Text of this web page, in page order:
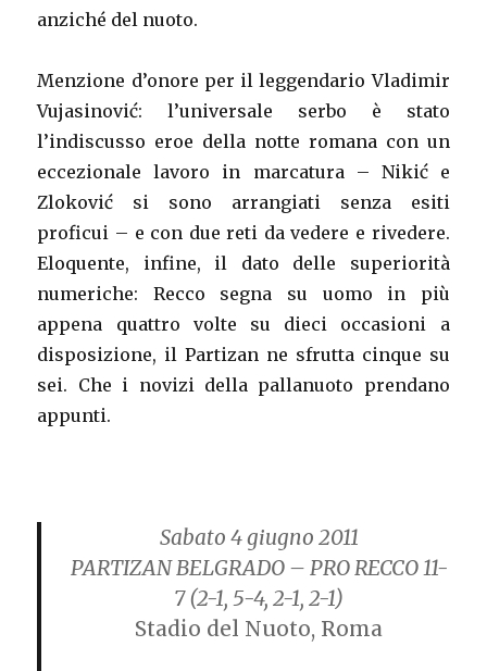
anziché del nuoto.
Menzione d’onore per il leggendario Vladimir
Vujasinović: l’universale serbo è stato
l’indiscusso eroe della notte romana con un
eccezionale lavoro in marcatura – Nikić e
Zloković si sono arrangiati senza esiti
proficui – e con due reti da vedere e rivedere.
Eloquente, infine, il dato delle superiorità
numeriche: Recco segna su uomo in più
appena quattro volte su dieci occasioni a
disposizione, il Partizan ne sfrutta cinque su
sei. Che i novizi della pallanuoto prendano
appunti.
Sabato 4 giugno 2011
PARTIZAN BELGRADO – PRO RECCO 11-
7(2-1, 5-4, 2-1, 2-1)
Stadio del Nuoto, Roma